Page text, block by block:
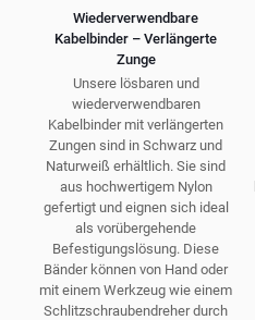
Wiederverwendbare
Kabelbinder – Verlängerte
Zunge
Unsere lösbaren und
wiederverwendbaren
Kabelbinder mit verlängerten
Zungen sind in Schwarz und
Naturweiß erhältlich. Sie sind
aus hochwertigem Nylon
gefertigt und eignen sich ideal
als vorübergehende
Befestigungslösung. Diese
Bänder können von Hand oder
mit einem Werkzeug wie einem
Schlitzschraubendreher durch